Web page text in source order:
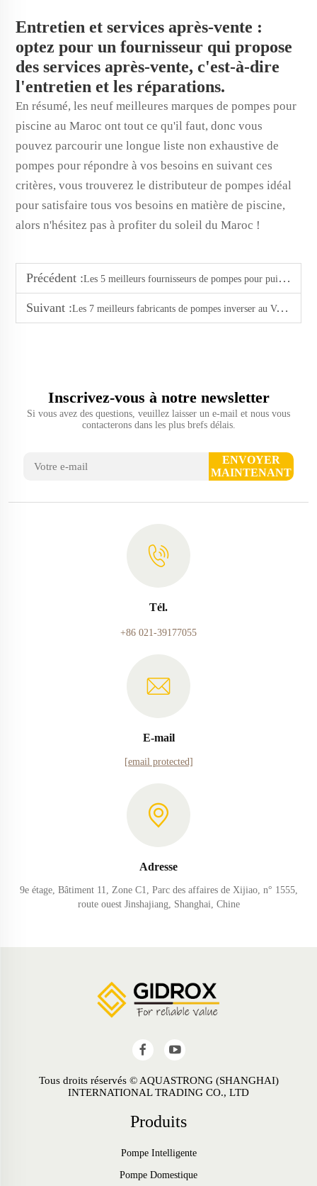
Entretien et services après-vente :
optez pour un fournisseur qui propose
des services après-vente, c'est-à-dire
l'entretien et les réparations.
En résumé, les neuf meilleures marques de pompes pour
piscine au Maroc ont tout ce qu'il faut, donc vous
pouvez parcourir une longue liste non exhaustive de
pompes pour répondre à vos besoins en suivant ces
critères, vous trouverez le distributeur de pompes idéal
pour satisfaire tous vos besoins en matière de piscine,
alors n'hésitez pas à profiter du soleil du Maroc !
Précédent :Les 5 meilleurs fournisseurs de pompes pour puits profonds ou peu profonds au Ghana
Suivant :Les 7 meilleurs fabricants de pompes inverser au Venezuela
Inscrivez-vous à notre newsletter
Si vous avez des questions, veuillez laisser un e-mail et nous vous
contacterons dans les plus brefs délais.
ENVOYER
MAINTENANT
Tél.
+86 021-39177055
E-mail
[email protected]
Adresse
9e étage, Bâtiment 11, Zone C1, Parc des affaires de Xijiao, n° 1555,
route ouest Jinshajiang, Shanghai, Chine
Tous droits réservés © AQUASTRONG (SHANGHAI)
INTERNATIONAL TRADING CO., LTD
Produits
Pompe Intelligente
Pompe Domestique